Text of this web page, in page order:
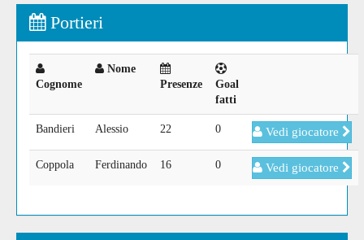
Portieri
Cognome
Nome
Presenze
Goal
fatti
Bandieri Alessio 22 0 Vedi giocatore
Coppola Ferdinando 16 0 Vedi giocatore